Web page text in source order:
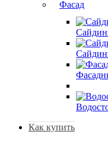
Фасад
Как купить